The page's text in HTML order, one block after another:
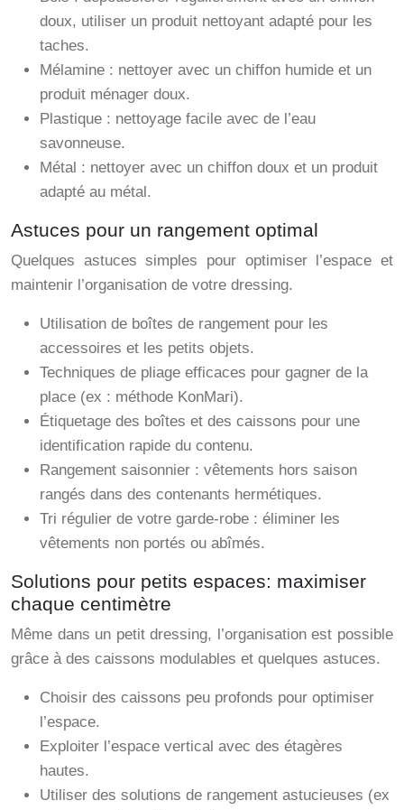
doux, utiliser un produit nettoyant adapté pour les
taches.
Mélamine : nettoyer avec un chiffon humide et un
produit ménager doux.
Plastique : nettoyage facile avec de l’eau
savonneuse.
Métal : nettoyer avec un chiffon doux et un produit
adapté au métal.
Astuces pour un rangement optimal
Quelques astuces simples pour optimiser l’espace et
maintenir l’organisation de votre dressing.
Utilisation de boîtes de rangement pour les
accessoires et les petits objets.
Techniques de pliage efficaces pour gagner de la
place (ex : méthode KonMari).
Étiquetage des boîtes et des caissons pour une
identification rapide du contenu.
Rangement saisonnier : vêtements hors saison
rangés dans des contenants hermétiques.
Tri régulier de votre garde-robe : éliminer les
vêtements non portés ou abîmés.
Solutions pour petits espaces: maximiser
chaque centimètre
Même dans un petit dressing, l’organisation est possible
grâce à des caissons modulables et quelques astuces.
Choisir des caissons peu profonds pour optimiser
l’espace.
Exploiter l’espace vertical avec des étagères
hautes.
Utiliser des solutions de rangement astucieuses (ex